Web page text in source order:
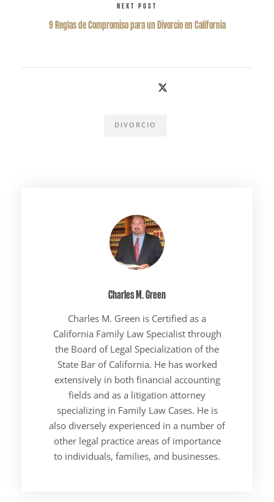
NEXT POST
9 Reglas de Compromiso para un Divorcio en California
DIVORCIO
Charles M. Green
Charles M. Green is Certified as a
California Family Law Specialist through
the Board of Legal Specialization of the
State Bar of California. He has worked
extensively in both financial accounting
fields and as a litigation attorney
specializing in Family Law Cases. He is
also diversely experienced in a number of
other legal practice areas of importance
to individuals, families, and businesses.